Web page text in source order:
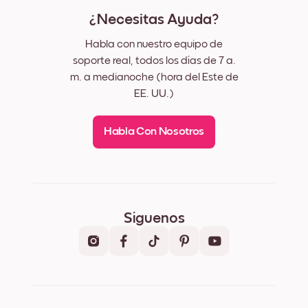
¿Necesitas Ayuda?
Habla con nuestro equipo de
soporte real, todos los días de 7 a.
m. a medianoche (hora del Este de
EE. UU.)
Habla Con Nosotros
Síguenos